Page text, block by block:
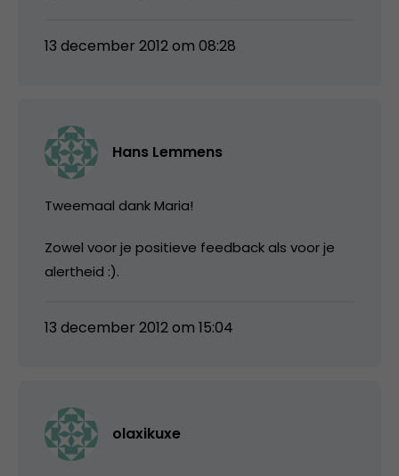
13 december 2012 om 08:28
Hans Lemmens
Tweemaal dank Maria!
Zowel voor je positieve feedback als voor je
alertheid :).
13 december 2012 om 15:04
olaxikuxe